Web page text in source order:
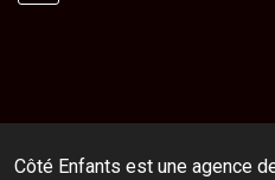
Côté Enfants est une agence